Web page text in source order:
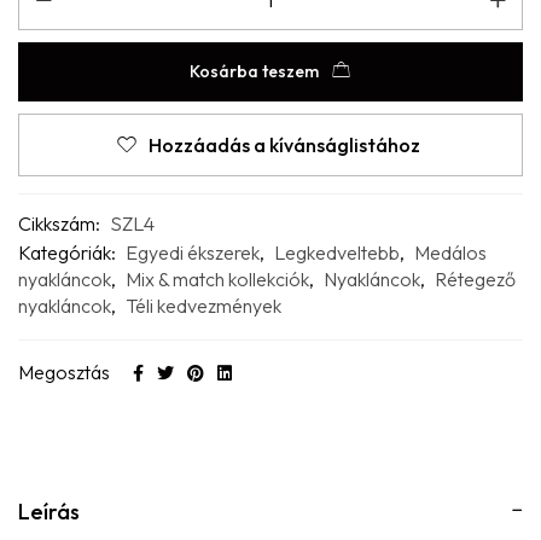
Kosárba teszem
Hozzáadás a kívánságlistához
Cikkszám: SZL4
Kategóriák: Egyedi ékszerek, Legkedveltebb, Medálos
nyakláncok, Mix & match kollekciók, Nyakláncok, Rétegező
nyakláncok, Téli kedvezmények
Megosztás
Leírás